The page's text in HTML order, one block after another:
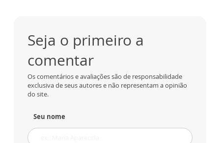
Seja o primeiro a
comentar
Os comentários e avaliações são de responsabilidade
exclusiva de seus autores e não representam a opinião
do site.
Seu nome